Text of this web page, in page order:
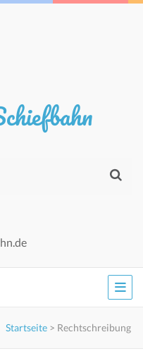
Startseite > Rechtschreibung